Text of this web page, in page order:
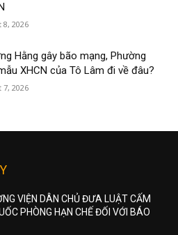
8, 2026
Hằng gây bão mạng, Phường
XHCN của Tô Lâm đi về đâu?
7, 2026
VIỆN DÂN CHỦ ĐƯA LUẬT CẤM
PHÒNG HẠN CHẾ ĐỐI VỚI BÁO